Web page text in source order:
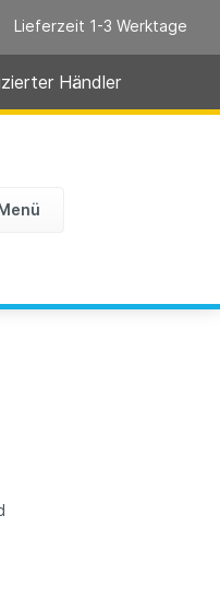
Lieferzeit 1-3 Werktage
Händler